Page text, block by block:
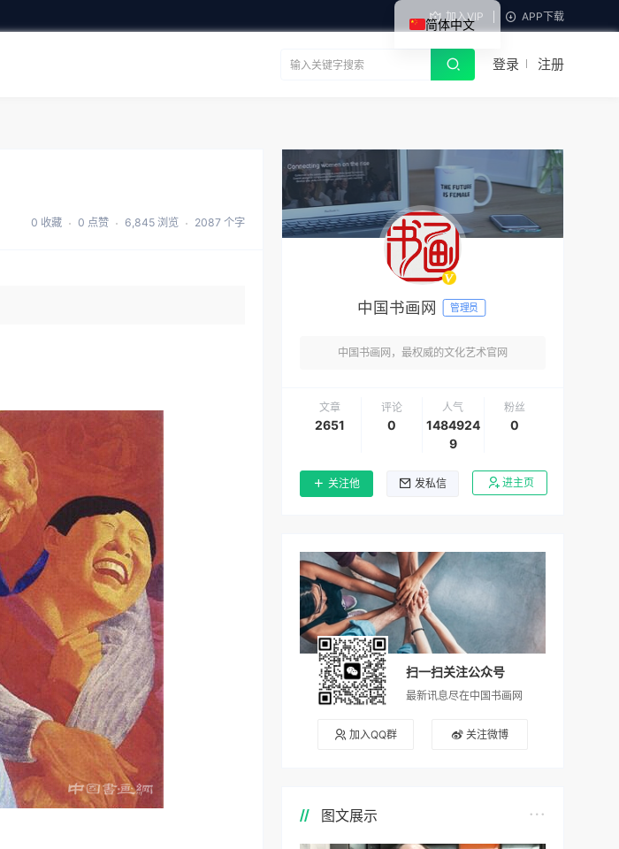
加入VIP APP下载
登录 注册
0 收藏 0 点赞 6,845 浏览 2087 个字
中国书画网 管理员
中国书画网，最权威的文化艺术官网
文章
2651
评论
0
人气
1484924
9
粉丝
0
关注他 发私信 进主页
扫一扫关注公众号
最新讯息尽在中国书画网
加入QQ群 关注微博
图文展示
简体中文